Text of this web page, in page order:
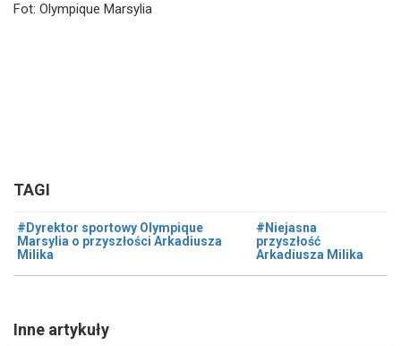
Fot: Olympique Marsylia
TAGI
#Dyrektor sportowy Olympique
Marsylia o przyszłości Arkadiusza
Milika
#Niejasna
przyszłość
Arkadiusza Milika
Inne artykuły